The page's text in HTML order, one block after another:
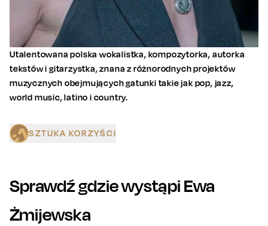
Utalentowana polska wokalistka, kompozytorka, autorka
tekstów i gitarzystka, znana z różnorodnych projektów
muzycznych obejmujących gatunki takie jak pop, jazz,
world music, latino i country.
SZTUKA KORZYŚCI
Sprawdź gdzie wystąpi Ewa
Żmijewska